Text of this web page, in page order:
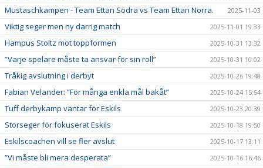
Mustaschkampen - Team Ettan Södra vs Team Ettan Norra. 2025-11-03
Viktig seger men ny darrig match 2025-11-01 19:33
Hampus Stoltz mot toppformen 2025-10-31 13:32
”Varje spelare måste ta ansvar för sin roll” 2025-10-31 10:02
Tråkig avslutning i derbyt 2025-10-26 19:48
Fabian Velander: ”För många enkla mål bakåt” 2025-10-24 15:54
Tuff derbykamp väntar för Eskils 2025-10-23 20:39
Storseger för fokuserat Eskils 2025-10-18 19:50
Eskilscoachen vill se fler avslut 2025-10-17 13:11
”Vi måste bli mera desperata” 2025-10-16 16:46